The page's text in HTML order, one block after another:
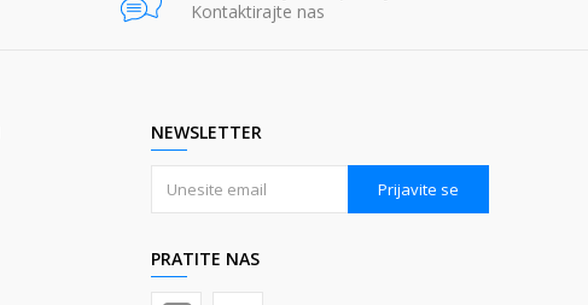
Kontaktirajte nas
NEWSLETTER
Prijavite se
PRATITE NAS